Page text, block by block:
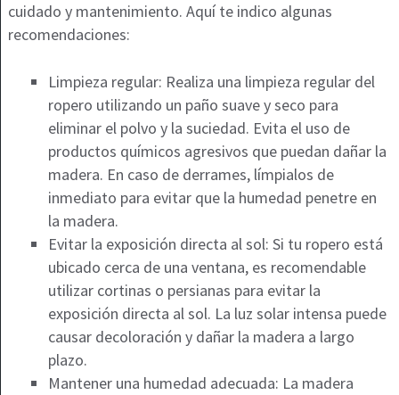
cuidado y mantenimiento. Aquí te indico algunas
recomendaciones:
Limpieza regular: Realiza una limpieza regular del
ropero utilizando un paño suave y seco para
eliminar el polvo y la suciedad. Evita el uso de
productos químicos agresivos que puedan dañar la
madera. En caso de derrames, límpialos de
inmediato para evitar que la humedad penetre en
la madera.
Evitar la exposición directa al sol: Si tu ropero está
ubicado cerca de una ventana, es recomendable
utilizar cortinas o persianas para evitar la
exposición directa al sol. La luz solar intensa puede
causar decoloración y dañar la madera a largo
plazo.
Mantener una humedad adecuada: La madera